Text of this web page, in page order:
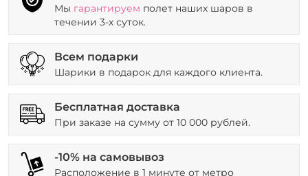
Мы гарантируем полет наших шаров в
течении 3-х суток.
Всем подарки
Шарики в подарок для каждого клиента.
Бесплатная доставка
При заказе на сумму от 10 000 рублей.
-10% на самовывоз
Расположение в 1 минуте от метро